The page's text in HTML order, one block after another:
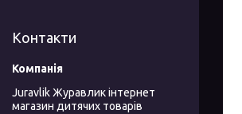
Контакти
Juravlik Журавлик інтернет
магазин дитячих товарів